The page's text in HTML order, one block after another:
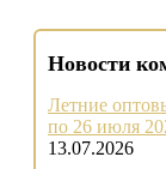
Новости
Летние
по 26 июля
13.07.2026